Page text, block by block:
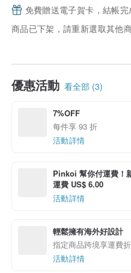
免費贈送電子賀卡，結帳
商品已下架，請重新選取其他
優惠活動 看全部 (3)
7%OFF
每件享 93 折
活動詳情
Pinkoi 幫你付運費！
運費 US$ 6.00
活動詳情
輕鬆擁有海外好設計
指定商品跨境享運費
活動詳情